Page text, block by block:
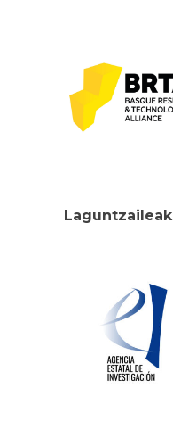
Laguntzaileak